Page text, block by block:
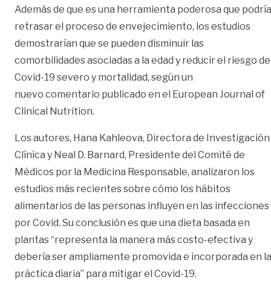
Además de que es una herramienta poderosa que podría
retrasar el proceso de envejecimiento, los estudios
demostrarían que se pueden disminuir las
comorbilidades asociadas a la edad y reducir el riesgo de
Covid-19 severo y mortalidad, según un
nuevo comentario publicado en el European Journal of
Clinical Nutrition.
Los autores, Hana Kahleova, Directora de Investigación
Clínica y Neal D. Barnard, Presidente del Comité de
Médicos por la Medicina Responsable, analizaron los
estudios más recientes sobre cómo los hábitos
alimentarios de las personas influyen en las infecciones
por Covid. Su conclusión es que una dieta basada en
plantas “representa la manera más costo-efectiva y
debería ser ampliamente promovida e incorporada en la
práctica diaria” para mitigar el Covid-19.